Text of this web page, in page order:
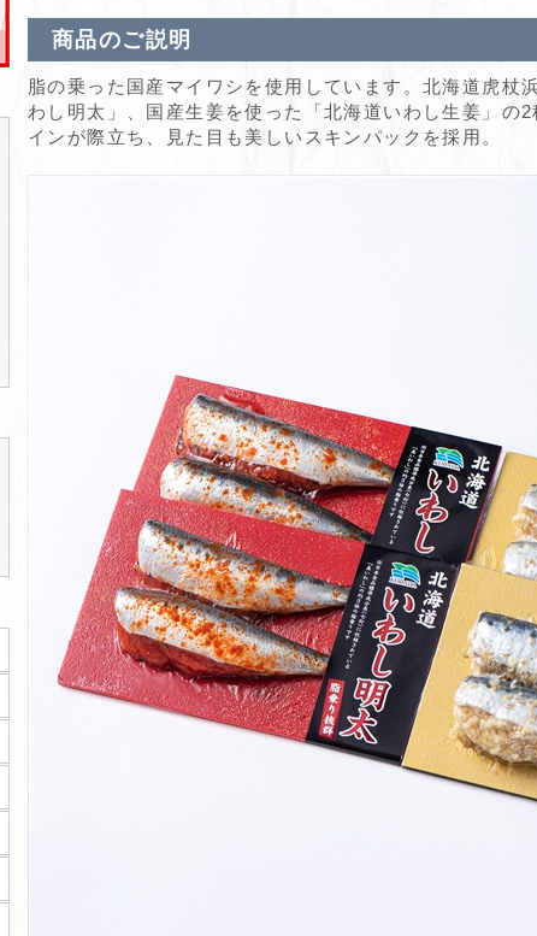
商品のご説明
脂の乗った国産マイワシを使用しています。北海道虎杖
わし明太」、国産生姜を使った「北海道いわし生姜」の
インが際立ち、見た目も美しいスキンパックを採用。